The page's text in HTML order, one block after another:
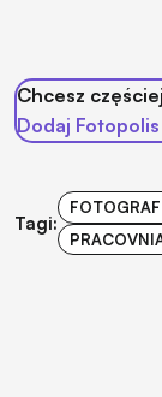
Chcesz
Dodaj
Tagi: